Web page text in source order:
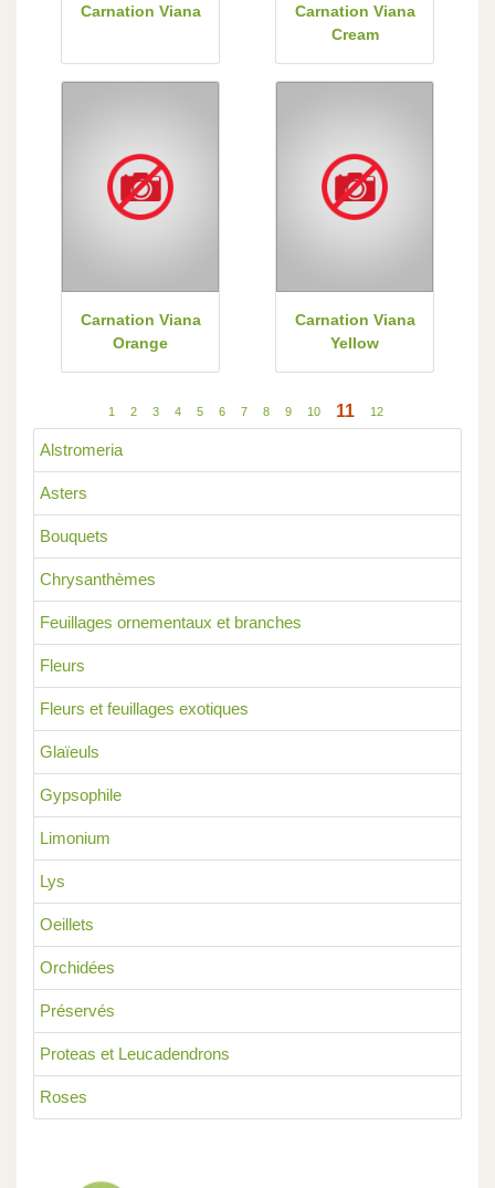
Alstromeria
Asters
Bouquets
Chrysanthèmes
Feuillages ornementaux et branches
Fleurs
Fleurs et feuillages exotiques
Glaïeuls
Gypsophile
Limonium
Lys
Oeillets
Orchidées
Préservés
Proteas et Leucadendrons
Roses
Carnation Viana
Carnation Viana
Cream
Carnation Viana
Orange
Carnation Viana
Yellow
1 2 3 4 5 6 7 8 9 10 11 12